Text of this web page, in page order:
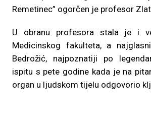
Remetinec” ogorčen je profesor
U obranu profesora stala je i
Medicinskog fakulteta, a
Bedrožić, najpoznatiji po
ispitu s pete godine kada je na
organ u ljudskom tijelu odgovorio